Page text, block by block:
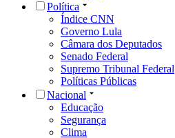
Política
Índice CNN
Governo Lula
Câmara dos Deputados
Senado Federal
Supremo Tribunal Federal
Políticas Públicas
Nacional
Educação
Segurança
Clima